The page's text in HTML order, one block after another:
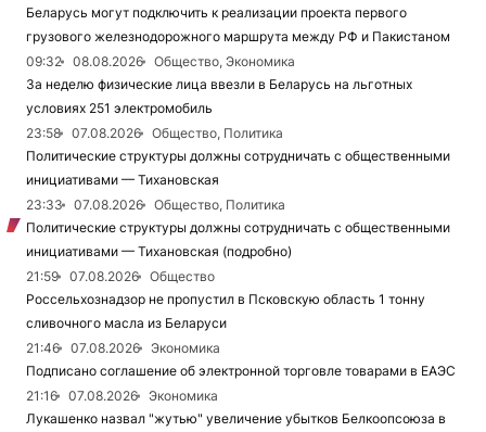
Беларусь могут подключить к реализации проекта первого
грузового железнодорожного маршрута между РФ и Пакистаном
09:32
08.08.2026
Общество, Экономика
За неделю физические лица ввезли в Беларусь на льготных
условиях 251 электромобиль
23:58
07.08.2026
Общество, Политика
Политические структуры должны сотрудничать с общественными
инициативами — Тихановская
23:33
07.08.2026
Общество, Политика
Политические структуры должны сотрудничать с общественными
инициативами — Тихановская (подробно)
21:59
07.08.2026
Общество
Россельхознадзор не пропустил в Псковскую область 1 тонну
сливочного масла из Беларуси
21:46
07.08.2026
Экономика
Подписано соглашение об электронной торговле товарами в ЕАЭС
21:16
07.08.2026
Экономика
Лукашенко назвал "жутью" увеличение убытков Белкоопсоюза в